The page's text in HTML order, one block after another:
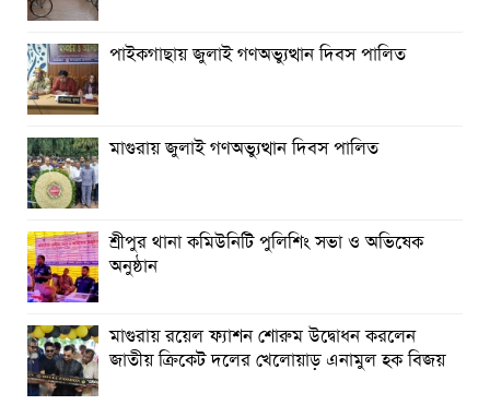
মাগুরায় জুলাই গণঅভ্যুত্থান দিবস পালিত
বর্ষার প্রকৃতি রাঙিয়ে তুলেছে কদম ফুল
পাইকগাছায় জুলাই গণঅভ্যুত্থান দিবস পালিত
মাগুরায় জুলাই গণঅভ্যুত্থান দিবস পালিত
শ্রীপুর থানা কমিউনিটি পুলিশিং সভা ও অভিষেক
অনুষ্ঠান
মাগুরায় রয়েল ফ্যাশন শোরুম উদ্বোধন করলেন
জাতীয় ক্রিকেট দলের খেলোয়াড় এনামুল হক বিজয়